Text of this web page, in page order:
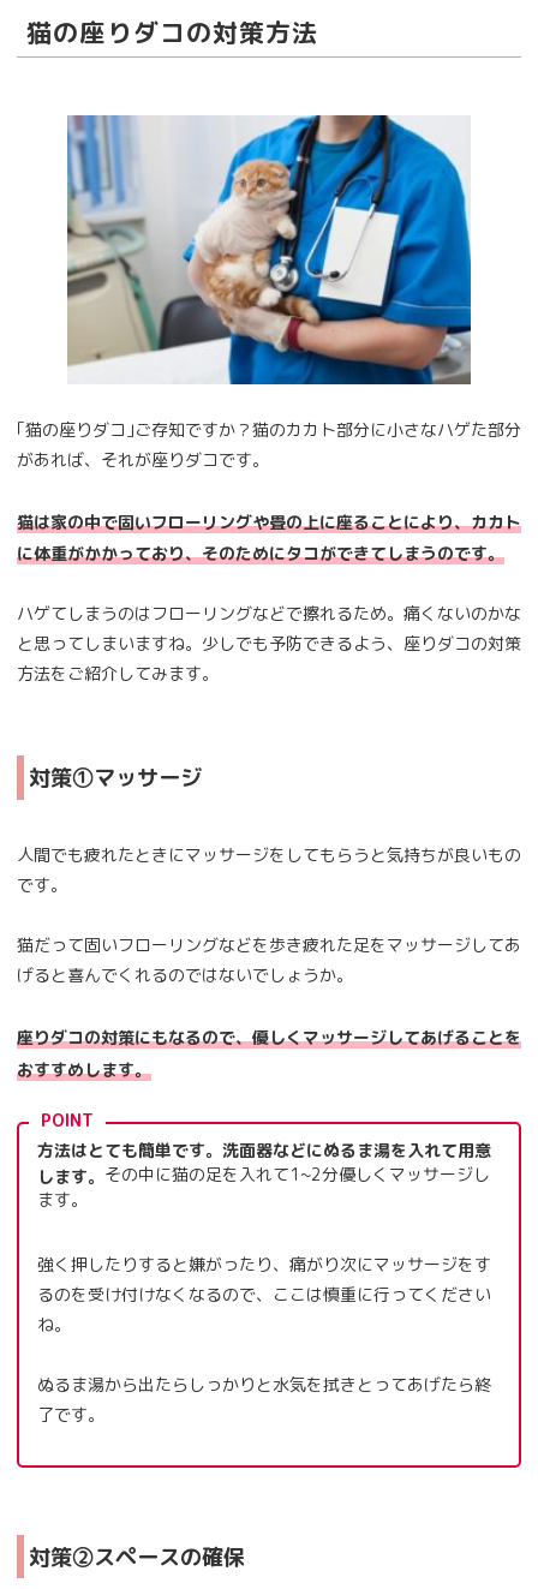
猫の座りダコの対策方法
｢猫の座りダコ｣ご存知ですか？猫のカカト部分に小さなハゲた部分
があれば、それが座りダコです。
猫は家の中で固いフローリングや畳の上に座ることにより、カカト
に体重がかかっており、そのためにタコができてしまうのです。
ハゲてしまうのはフローリングなどで擦れるため。痛くないのかな
と思ってしまいますね。少しでも予防できるよう、座りダコの対策
方法をご紹介してみます。
対策①マッサージ
人間でも疲れたときにマッサージをしてもらうと気持ちが良いもの
です。
猫だって固いフローリングなどを歩き疲れた足をマッサージしてあ
げると喜んでくれるのではないでしょうか。
座りダコの対策にもなるので、優しくマッサージしてあげることを
おすすめします。
POINT
方法はとても簡単です。洗面器などにぬるま湯を入れて用意
します。 その中に猫の足を入れて1~2分優しくマッサージし
ます。
強く押したりすると嫌がったり、痛がり次にマッサージをす
るのを受け付けなくなるので、ここは慎重に行ってください
ね。
ぬるま湯から出たらしっかりと水気を拭きとってあげたら終
了です。
対策②スペースの確保